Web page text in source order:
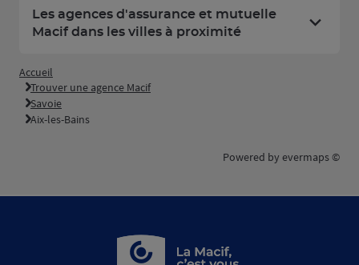
Les agences d'assurance et mutuelle
Macif dans les villes à proximité
Accueil
Trouver une agence Macif
Savoie
Aix-les-Bains
Powered by evermaps ©